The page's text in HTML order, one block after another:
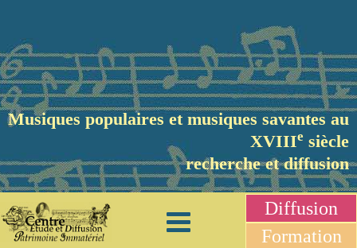
Musiques populaires et musiques savantes au
XVIIIe siècle
recherche et diffusion
Diffusion
Formation